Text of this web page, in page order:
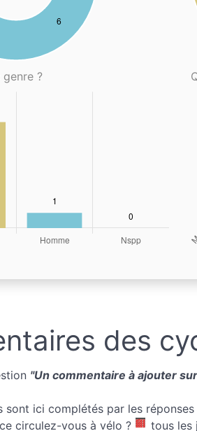
?
des
"Un commentaire à ajouter
sont ici complétés par les
circulez-vous à vélo ?
tous les